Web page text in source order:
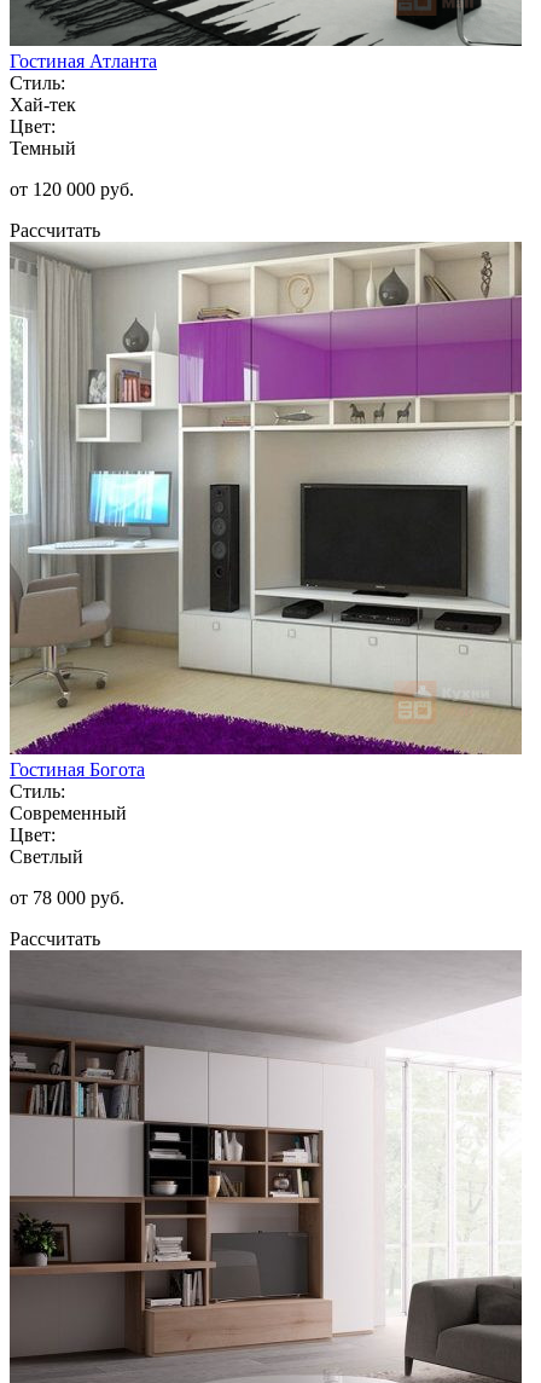
Гостиная Атланта
Стиль:
Хай-тек
Цвет:
Темный
от 120 000 руб.
Рассчитать
Гостиная Богота
Стиль:
Современный
Цвет:
Светлый
от 78 000 руб.
Рассчитать